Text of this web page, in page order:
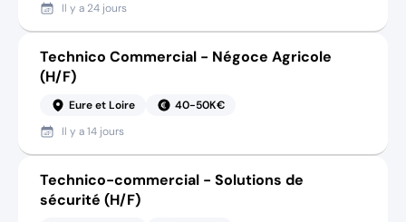
Il y a 24 jours
Technico Commercial - Négoce Agricole
(H/F)
Eure et Loire
40-50K€
Il y a14 jours
Technico-commercial - Solutions de
sécurité (H/F)